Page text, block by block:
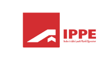
Internet Plzeň-Lochotín